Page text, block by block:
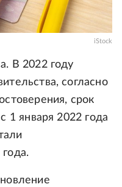
iStock
В 2022 году
согласно
срок
1 января 2022 года